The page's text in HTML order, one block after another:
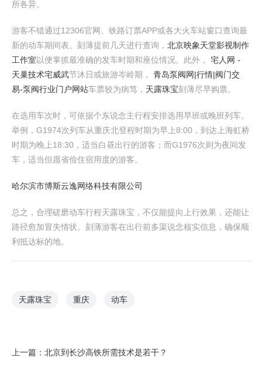
所各异。
游客不错通过12306官网、铁路订票APP或各大火车站窗口查询最
新的动车期间表。刻薄提前几天进行查询， 北京映象天堂影视制作
工作室 以便掌抓最准确的发车时期和座位情况。此外， 宅人网 -
天巢技术宅威武节沐日或旅游岑岭期， 青岛泵阀网|行情|阀门交
易-泵阀行业门户网站车票较为病笃， 天露珠宝刻薄尽早购票。
在选用车次时，可依据个东说念主行程安排选用早班或晚班列车。
举例，G1974次列车从重庆北登程时期为早上8:00，到达上海虹桥
时期为晚上18:30，适当白昼出行的游客；而G1976次则为夜间发
车，适当但愿省俭住宿用度的游客。
哈尔滨市博斯云逸网络科技有限公司
总之，合理磋磨动车行程天露珠宝，不仅能提向上行效果，还能让
路径愈加冒失情状。刻薄游客在出行前多渠说念核实信息，确保顺
利抵达标的地。
天露珠宝 重庆 动车
上一篇： 北京到长沙高铁所需技术是若干？